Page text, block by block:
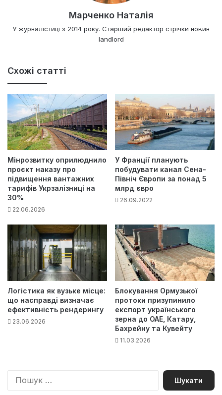
Марченко Наталія
У журналістиці з 2014 року. Старший редактор стрічки новин
landlord
Схожі статті
Мінрозвитку оприлюднило
проєкт наказу про
підвищення вантажних
тарифів Укрзалізниці на
30%
22.06.2026
У Франції планують
побудувати канал Сена-
Північ Європи за понад 5
млрд євро
26.09.2022
Логістика як вузьке місце:
що насправді визначає
ефективність рендерингу
23.06.2026
Блокування Ормузької
протоки призупинило
експорт українського
зерна до ОАЕ, Катару,
Бахрейну та Кувейту
11.03.2026
П